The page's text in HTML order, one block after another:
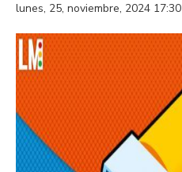
lunes, 25, noviembre, 2024 17:30